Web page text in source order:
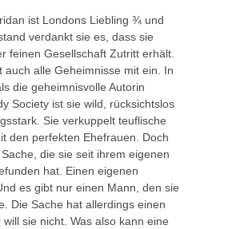
ist Londons Liebling ¾ und
verdankt sie es, dass sie
feinen Gesellschaft Zutritt erhält.
auch alle Geheimnisse mit ein. In
die geheimnisvolle Autorin
Society ist sie wild, rücksichtslos
Sie verkuppelt teuflische
den perfekten Ehefrauen. Doch
die sie seit ihrem eigenen
hat. Einen eigenen
es gibt nur einen Mann, den sie
Die Sache hat allerdings einen
sie nicht. Was also kann eine